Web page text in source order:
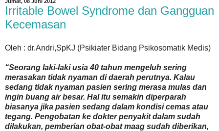
Irritable Bowel Syndrome dan Gangguan
Kecemasan
Oleh : dr.Andri,SpKJ (Psikiater Bidang Psikosomatik Medis)
“Seorang laki-laki usia 40 tahun mengeluh sering
merasakan tidak nyaman di daerah perutnya. Kalau
sedang tidak nyaman pasien sering merasa mulas dan
ingin buang air besar. Hal itu semakin diperparah
biasanya jika pasien sedang dalam kondisi cemas atau
tegang. Pengobatan ke dokter penyakit dalam sudah
dilakukan, pemberian obat-obat maag sudah diberikan,